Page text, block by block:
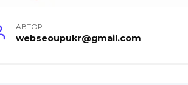
АВТОР
webseoupukr@gmail.com